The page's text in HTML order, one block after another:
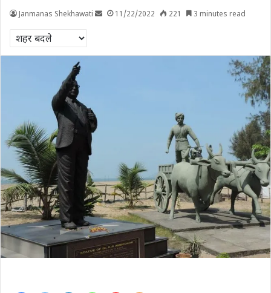
Janmanas Shekhawati 11/22/2022 221 3 minutes read